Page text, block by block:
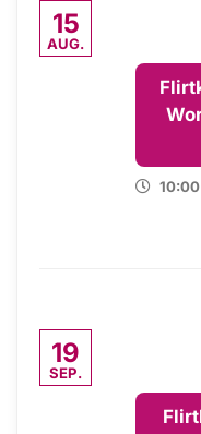
15
AUG.
19
SEP.